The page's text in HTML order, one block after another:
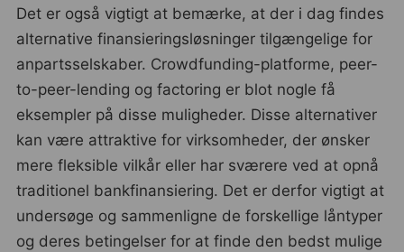
Det er også vigtigt at bemærke, at der i dag findes
alternative finansieringsløsninger tilgængelige for
anpartsselskaber. Crowdfunding-platforme, peer-
to-peer-lending og factoring er blot nogle få
eksempler på disse muligheder. Disse alternativer
kan være attraktive for virksomheder, der ønsker
mere fleksible vilkår eller har sværere ved at opnå
traditionel bankfinansiering. Det er derfor vigtigt at
undersøge og sammenligne de forskellige låntyper
og deres betingelser for at finde den bedst mulige